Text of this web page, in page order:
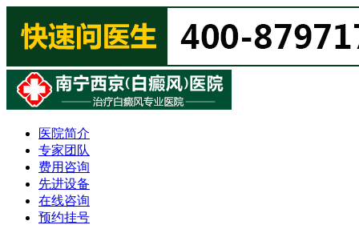
医院简介
专家团队
费用咨询
先进设备
在线咨询
预约挂号